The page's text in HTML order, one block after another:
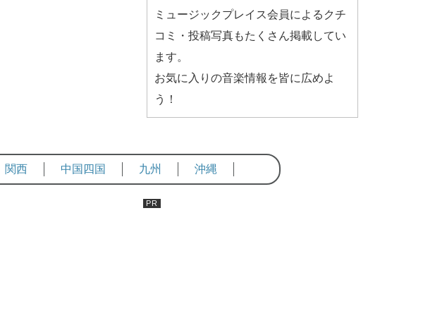
ミュージックプレイス会員によるクチ
コミ・投稿写真もたくさん掲載してい
ます。
お気に入りの音楽情報を皆に広めよ
う！
関西 中国四国 九州 沖縄